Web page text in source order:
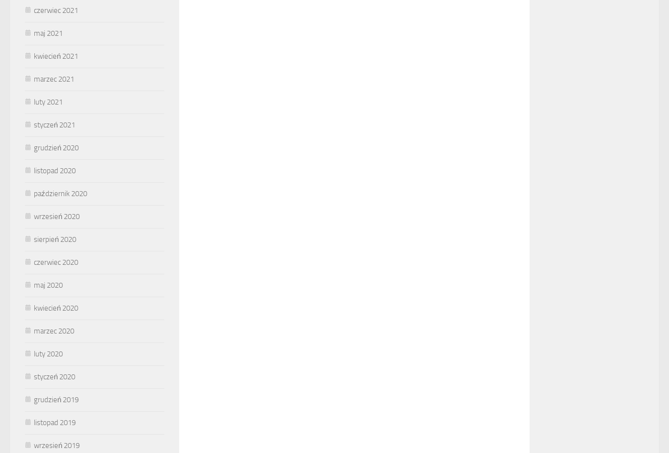
czerwiec 2021
maj 2021
kwiecień 2021
marzec 2021
luty 2021
styczeń 2021
grudzień 2020
listopad 2020
październik 2020
wrzesień 2020
sierpień 2020
czerwiec 2020
maj 2020
kwiecień 2020
marzec 2020
luty 2020
styczeń 2020
grudzień 2019
listopad 2019
wrzesień 2019